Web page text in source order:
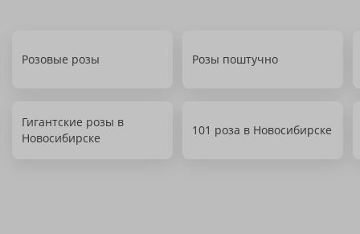
Розовые розы Розы поштучно
Гигантские розы в
Новосибирске
101 роза в Новосибирске